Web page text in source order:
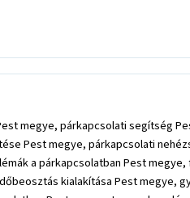
megye, életközépi válság kezelése Pest megye, újrakezdési nehézségek kezelése Pest megye, spirituális válság kezelése Pest megye, személyiségfejlesztés Pest megye, társkeresés Pest megye, párválasztás Pest megye, kapcsolati krízis kezelés Pest megye, szerelmi csalódás feldolgozása Pest megye, szorongás kezelés Pest megye, párterápia Budapest, párkapcsolati tanácsadás Budapest, párkapcsolati segítség Budapest, szerep a párkapcsolatban Budapest, együttműködés a párkapcsolatban Budapest, kommunikáció a párkapcsolatban Budapest, párkapcsolat fejlesztése Budapest, párkapcsolati nehézségek kezelése Budapest, párkapcsolati problémák kezelése Budapest, intimitás elvesztése Budapest, intimitás a párkapcsolatban Budapest, szex problémák a párkapcsolatban Budapest, féltékenység kezelése Budapest, bizalmatlanság kezelése Budapest, elköteleződés hiánya Budapest, párkapcsolati különbségek kezelése Budapest, időbeosztás kialakítása Budapest, gyerekvállalás a párkapcsolatban Budapest, közös célok a párkapcsolatban Budapest, elhidegülés a párkapcsolatban Budapest, megcsalás a párkapcsolatban Budapest, trauma kezelése Budapest, gyászfeldolgozás Budapest, halál feldolgozása Budapest, veszteség feldolgozása Budapest, boldog párkapcsolat Budapest, düh kezelés Budapest, kommunikáció fejlesztése Budapest, kommunikáció fejlesztés Budapest, együttműködés fejlesztése Budapest, önismereti tréning Budapest, kiégés kezelése Budapest, önismereti tanácsadás Budapest, önismereti segítség Budapest, önértékelési tanácsadás Budapest, életvezetési tanácsadás Budapest, önismeret fejlesztése Budapest, önbizalom növelése Budapest, önbizalom